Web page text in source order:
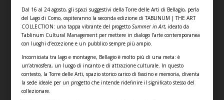
Dal 16 al 24 agosto, gli spazi suggestivi della Torre delle Arti di Bellagio, perla
del Lago di Como, ospiteranno la seconda edizione di TABLINUM | THE ART
COLLECTION: una tappa vibrante del progetto Summer in Art, ideato da
Tablinum Cultural Management per mettere in dialogo l’arte contemporanea
con luoghi d’eccezione e un pubblico sempre più ampio.
Incorniciata tra lago e montagne, Bellagio è molto più di una meta: è
un’atmosfera, un luogo di incanto e di attrazione culturale. In questo
contesto, la Torre delle Arti, spazio storico carico di fascino e memoria, diventa
la sede ideale per un progetto che intende ridefinire il significato stesso del
collezionare.